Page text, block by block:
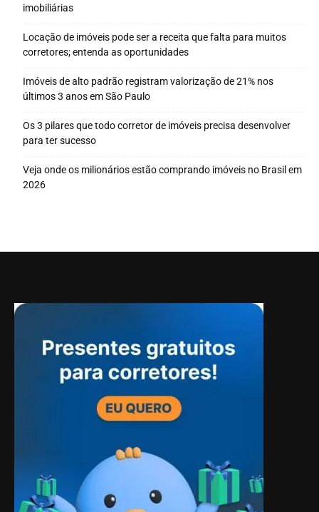
imobiliárias
Locação de imóveis pode ser a receita que falta para muitos
corretores; entenda as oportunidades
Imóveis de alto padrão registram valorização de 21% nos
últimos 3 anos em São Paulo
Os 3 pilares que todo corretor de imóveis precisa desenvolver
para ter sucesso
Veja onde os milionários estão comprando imóveis no Brasil em
2026